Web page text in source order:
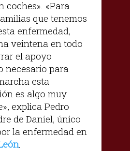
coches». «Para
que tenemos
enfermedad,
veintena en todo
el apoyo
necesario para
esta
es algo muy
explica Pedro
de Daniel, único
la enfermedad en
.